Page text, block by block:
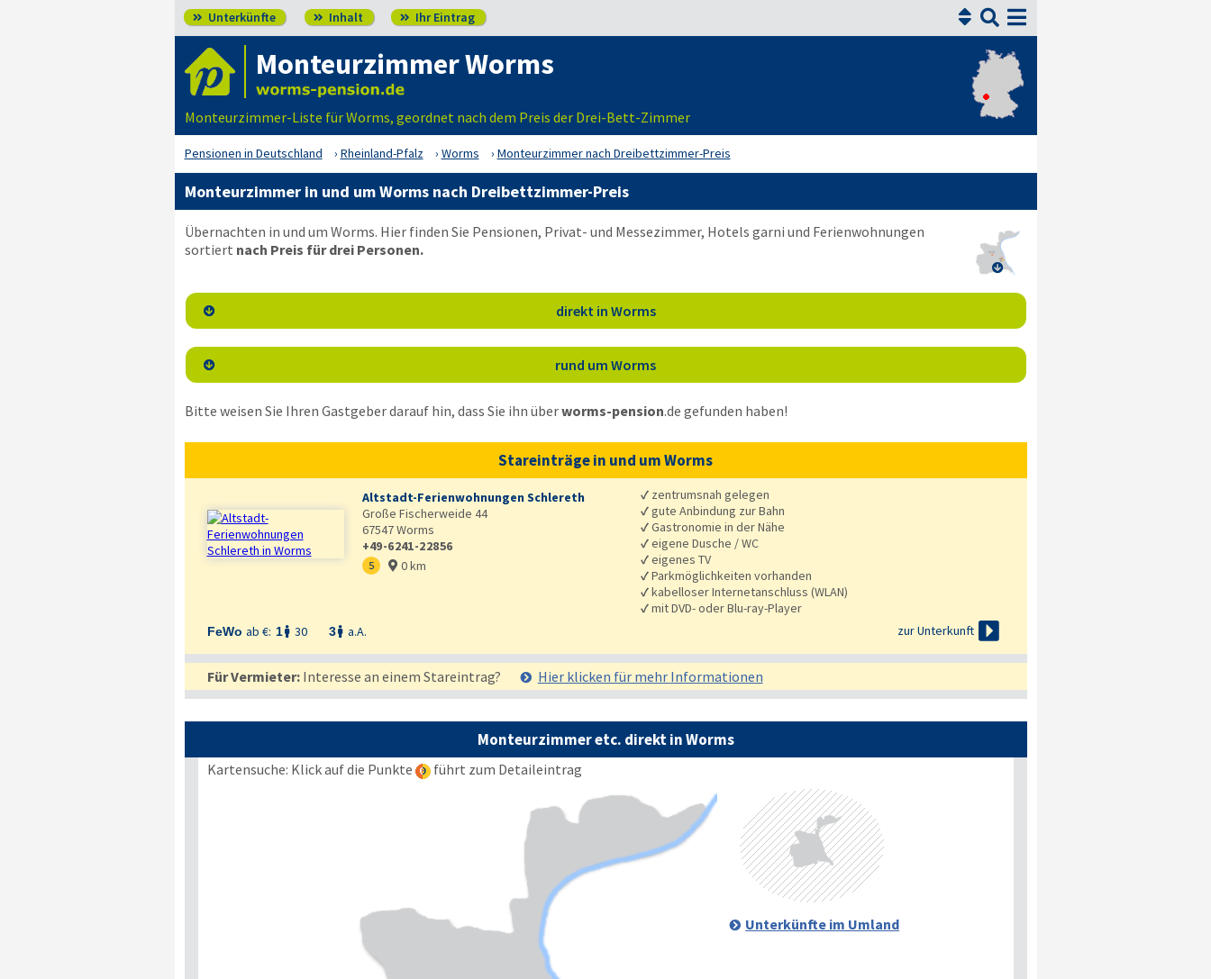
 Unterkünfte  Inhalt  Ihr Eintrag 

Monteurzimmer Worms
Monteurzimmer-Liste für Worms, geordnet nach dem Preis der Drei-Bett-Zimmer
Pensionen in Deutschland Rheinland-Pfalz Worms Monteurzimmer nach Dreibettzimmer-Preis
Monteurzimmer in und um Worms nach Dreibettzimmer-Preis

Übernachten in und um Worms. Hier finden Sie Pensionen, Privat- und Messezimmer, Hotels garni und Ferienwohnungen
sortiert nach Preis für drei Personen.
 direkt in Worms
 rund um Worms
Bitte weisen Sie Ihren Gastgeber darauf hin, dass Sie ihn überworms-pension.de gefunden haben!
Stareinträge in und um Worms
Altstadt-Ferienwohnungen Schlereth
Große Fischerweide 44
67547Worms
+49-6241-22856
5  0 km
FeWo ab €: 1 30 3 a.A.
✓ zentrumsnah gelegen
✓gute Anbindung zur Bahn
✓Gastronomie in der Nähe
✓eigene Dusche / WC
✓eigenes TV
✓Parkmöglichkeiten vorhanden
✓kabelloser Internetanschluss (WLAN)
✓mit DVD- oder Blu-ray-Player
zur Unterkunft 
Für Vermieter:Interesse an einem Stareintrag? Hier klicken für mehr Informationen
Monteurzimmer etc. direkt in Worms
Kartensuche: Klick auf die Punkte führt zum Detaileintrag
Unterkünfte im Umland